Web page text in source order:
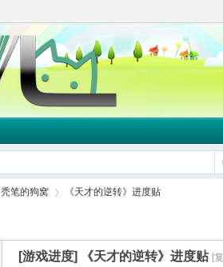
秃笔的狗窝
›
《天才的逆转》进度贴
[游戏进度] 《天才的逆转》进度贴 [